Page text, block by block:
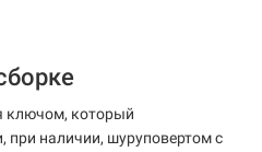
ключом, который
при наличии, шуруповертом с